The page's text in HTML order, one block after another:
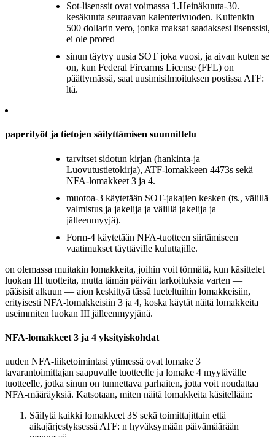
Sot-lisenssit ovat voimassa 1.Heinäkuuta-30.
kesäkuuta seuraavan kalenterivuoden. Kuitenkin
500 dollarin vero, jonka maksat saadaksesi lisenssisi,
ei ole prored
sinun täytyy uusia SOT joka vuosi, ja aivan kuten se
on, kun Federal Firearms License (FFL) on
päättymässä, saat uusimisilmoituksen postissa ATF:
ltä.
paperityöt ja tietojen säilyttämisen suunnittelu
tarvitset sidotun kirjan (hankinta-ja
Luovutustietokirja), ATF-lomakkeen 4473s sekä
NFA-lomakkeet 3 ja 4.
muotoa-3 käytetään SOT-jakajien kesken (ts., välillä
valmistus ja jakelija ja välillä jakelija ja
jälleenmyyjä).
Form-4 käytetään NFA-tuotteen siirtämiseen
vaatimukset täyttäville kuluttajille.
on olemassa muitakin lomakkeita, joihin voit törmätä, kun käsittelet
luokan III tuotteita, mutta tämän päivän tarkoituksia varten —
pääsisit alkuun — aion keskittyä tässä lueteltuihin lomakkeisiin,
erityisesti NFA-lomakkeisiin 3 ja 4, koska käytät näitä lomakkeita
useimmiten luokan III jälleenmyyjänä.
NFA-lomakkeet 3 ja 4 yksityiskohdat
uuden NFA-liiketoimintasi ytimessä ovat lomake 3
tavarantoimittajan saapuvalle tuotteelle ja lomake 4 myytävälle
tuotteelle, jotka sinun on tunnettava parhaiten, jotta voit noudattaa
NFA-määräyksiä. Katsotaan, miten näitä lomakkeita käsitellään:
Säilytä kaikki lomakkeet 3S sekä toimittajittain että
aikajärjestyksessä ATF: n hyväksymään päivämäärään